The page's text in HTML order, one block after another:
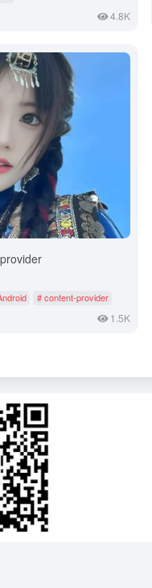
4.8K
# content-provider
1.5K